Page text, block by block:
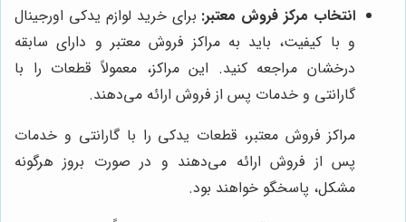
انتخاب مرکز فروش معتبر: برای خرید لوازم یدکی اورجینال
و با کیفیت، باید به مراکز فروش معتبر و دارای سابقه
درخشان مراجعه کنید. این مراکز، معمولاً قطعات را با
گارانتی و خدمات پس از فروش ارائه می‌دهند.
مراکز فروش معتبر، قطعات یدکی را با گارانتی و خدمات
پس از فروش ارائه می‌دهند و در صورت بروز هرگونه
مشکل، پاسخگو خواهند بود.